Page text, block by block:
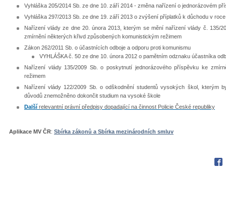
Vyhláška 205/2014 Sb. ze dne 10. září 2014 - změna nařízení o jednorázovém
Vyhláška 297/2013 Sb. ze dne 19. září 2013 o zvýšení příplatků k důchodu v
Nařízení vlády ze dne 20. února 2013, kterým se mění nařízení vlády č. 135/
zmírnění některých křivd způsobených komunistickým režimem
Zákon 262/2011 Sb. o účastnících odboje a odporu proti komunismu
VYHLÁŠKA č. 50 ze dne 10. února 2012 o pamětním odznaku účastníka
Nařízení vlády 135/2009 Sb. o poskytnutí jednorázového příspěvku ke
režimem
Nařízení vlády 122/2009 Sb. o odškodnění studentů vysokých škol, kterým
důvodů znemožněno dokončit studium na vysoké škole
Další relevantní právní předpisy dopadající na činnost Policie České republiky
Aplikace MV ČR: Sbírka zákonů a Sbírka mezinárodních smluv